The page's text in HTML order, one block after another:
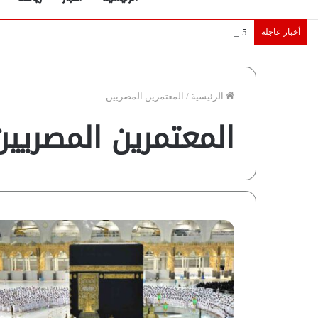
أخبار عاجلة 5 نجوم عرب يخطفون الأضواء بسوق الانتقالات الأوروبية 2026.. “رؤية” تكشف التفاصيل | إنفوجراف
الرئيسية / المعتمرين المصريين
المعتمرين